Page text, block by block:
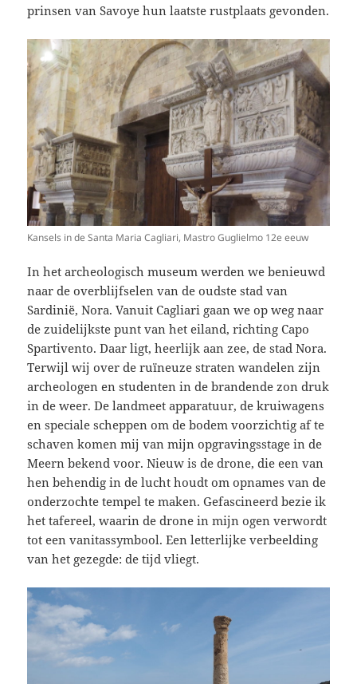
prinsen van Savoye hun laatste rustplaats gevonden.
Kansels in de Santa Maria Cagliari, Mastro Guglielmo 12e eeuw
In het archeologisch museum werden we benieuwd
naar de overblijfselen van de oudste stad van
Sardinië, Nora. Vanuit Cagliari gaan we op weg naar
de zuidelijkste punt van het eiland, richting Capo
Spartivento. Daar ligt, heerlijk aan zee, de stad Nora.
Terwijl wij over de ruïneuze straten wandelen zijn
archeologen en studenten in de brandende zon druk
in de weer. De landmeet apparatuur, de kruiwagens
en speciale scheppen om de bodem voorzichtig af te
schaven komen mij van mijn opgravingsstage in de
Meern bekend voor. Nieuw is de drone, die een van
hen behendig in de lucht houdt om opnames van de
onderzochte tempel te maken. Gefascineerd bezie ik
het tafereel, waarin de drone in mijn ogen verwordt
tot een vanitassymbool. Een letterlijke verbeelding
van het gezegde: de tijd vliegt.